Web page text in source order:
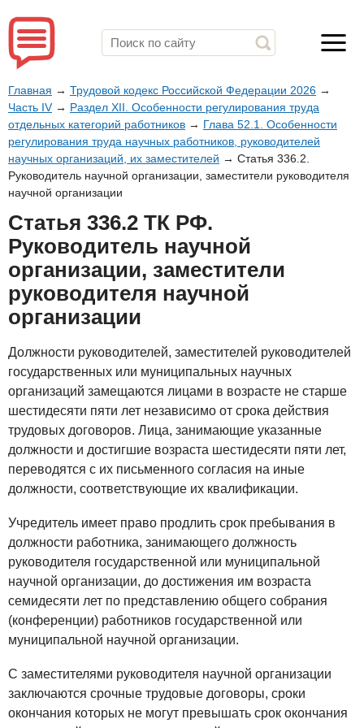
Главная → Трудовой кодекс Российской Федерации 2026 →
Часть IV→ Раздел XII. Особенности регулирования труда
отдельных категорий работников → Глава 52.1. Особенности
регулирования труда научных работников, руководителей
научных организаций, их заместителей → Статья 336.2.
Руководитель научной организации, заместители руководителя
научной организации
Статья 336.2 ТК РФ.
Руководитель научной
организации, заместители
руководителя научной
организации
Должности руководителей, заместителей руководителей
государственных или муниципальных научных
организаций замещаются лицами в возрасте не старше
шестидесяти пяти лет независимо от срока действия
трудовых договоров. Лица, занимающие указанные
должности и достигшие возраста шестидесяти пяти лет,
переводятся с их письменного согласия на иные
должности, соответствующие их квалификации.
Учредитель имеет право продлить срок пребывания в
должности работника, занимающего должность
руководителя государственной или муниципальной
научной организации, до достижения им возраста
семидесяти лет по представлению общего собрания
(конференции) работников государственной или
муниципальной научной организации.
С заместителями руководителя научной организации
заключаются срочные трудовые договоры, сроки
окончания которых не могут превышать срок окончания